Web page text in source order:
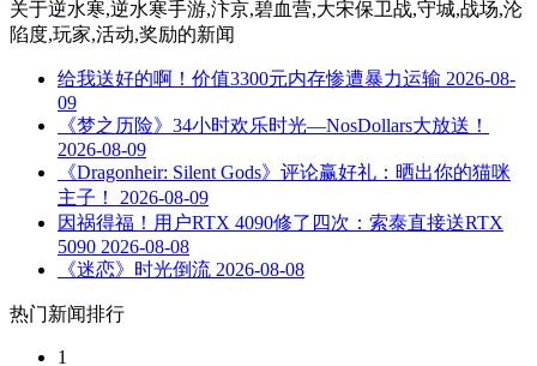
关于逆水寒,逆水寒手游,汴京,碧血营,大宋保卫战,守城,战场,沦
陷度,玩家,活动,奖励的新闻
给我送好的啊！价值3300元内存惨遭暴力运输 2026-08-
09
《梦之历险》34小时欢乐时光—NosDollars大放送！
2026-08-09
《Dragonheir: Silent Gods》评论赢好礼：晒出你的猫咪
主子！
2026-08-09
因祸得福！用户RTX 4090修了四次：索泰直接送RTX
5090 2026-08-08
《迷恋》时光倒流 2026-08-08
热门新闻排行
1